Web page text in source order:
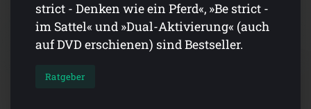
strict - Denken wie ein Pferd«, »Be strict -
im Sattel« und »Dual-Aktivierung« (auch
auf DVD erschienen) sind Bestseller.
Ratgeber